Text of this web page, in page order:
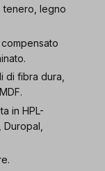
tenero, legno
di fibra dura,
in HPL-